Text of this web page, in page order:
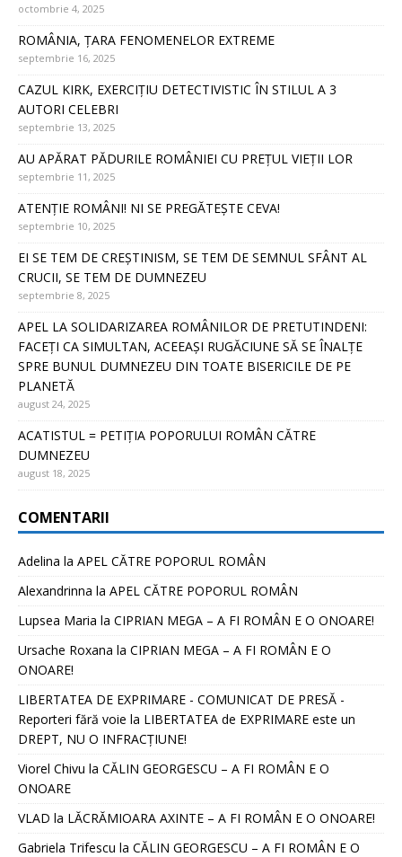
octombrie 4, 2025
ROMÂNIA, ȚARA FENOMENELOR EXTREME
septembrie 16, 2025
CAZUL KIRK, EXERCIȚIU DETECTIVISTIC ÎN STILUL A 3
AUTORI CELEBRI
septembrie 13, 2025
AU APĂRAT PĂDURILE ROMÂNIEI CU PREȚUL VIEȚII LOR
septembrie 11, 2025
ATENȚIE ROMÂNI! NI SE PREGĂTEȘTE CEVA!
septembrie 10, 2025
EI SE TEM DE CREȘTINISM, SE TEM DE SEMNUL SFÂNT AL
CRUCII, SE TEM DE DUMNEZEU
septembrie 8, 2025
APEL LA SOLIDARIZAREA ROMÂNILOR DE PRETUTINDENI:
FACEȚI CA SIMULTAN, ACEEAȘI RUGĂCIUNE SĂ SE ÎNALȚE
SPRE BUNUL DUMNEZEU DIN TOATE BISERICILE DE PE
PLANETĂ
august 24, 2025
ACATISTUL = PETIȚIA POPORULUI ROMÂN CĂTRE
DUMNEZEU
august 18, 2025
COMENTARII
Adelina la APEL CĂTRE POPORUL ROMÂN
Alexandrinna la APEL CĂTRE POPORUL ROMÂN
Lupsea Maria la CIPRIAN MEGA – A FI ROMÂN E O ONOARE!
Ursache Roxana la CIPRIAN MEGA – A FI ROMÂN E O
ONOARE!
LIBERTATEA DE EXPRIMARE - COMUNICAT DE PRESĂ -
Reporteri fără voie la LIBERTATEA de EXPRIMARE este un
DREPT, NU O INFRACȚIUNE!
Viorel Chivu la CĂLIN GEORGESCU – A FI ROMÂN E O
ONOARE
VLAD la LĂCRĂMIOARA AXINTE – A FI ROMÂN E O ONOARE!
Gabriela Trifescu la CĂLIN GEORGESCU – A FI ROMÂN E O